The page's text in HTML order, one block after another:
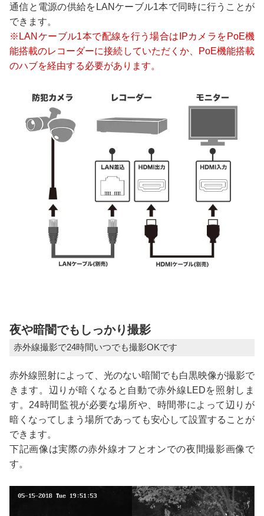
通信と電源の供給をLANケーブル1本で同時に行うことが
できます。
※LANケーブル1本で配線を行う場合はIPカメラをPoE機
能搭載のレコーダーに接続していただくか、PoE機能搭載
のハブを経由する必要があります。
夜や暗闇でもしっかり撮影
赤外線撮影で24時間いつでも撮影OKです
赤外線照射によって、光のない暗闇でも白黒映像が撮影で
きます。辺りが暗くなると自動で赤外線LEDを照射しま
す。24時間監視が必要な場所や、時間帯によって辺りが
暗くなってしまう場所であっても安心して設置することが
できます。
下記画像は実際の赤外線オフとオンでの夜間撮影画像で
す。